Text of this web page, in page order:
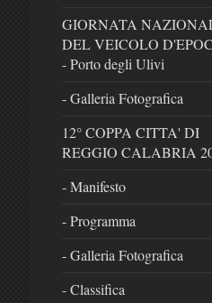
GIORNATA
DEL VEICOLO
- Porto degli Ulivi
- Galleria Fotografica
12° COPPA CITTA' DI
REGGIO CALABRIA
- Manifesto
- Programma
- Galleria Fotografica
- Classifica